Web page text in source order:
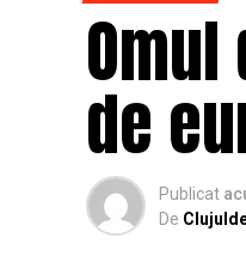
de
Publicat
De